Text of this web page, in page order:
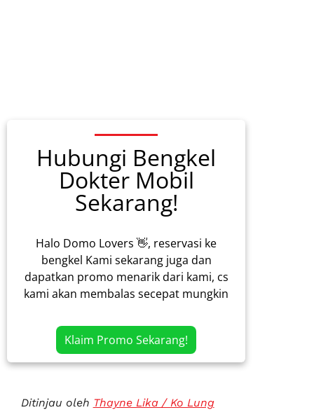
Hubungi Bengkel
Dokter Mobil
Sekarang!
Halo Domo Lovers 👋, reservasi ke
bengkel Kami sekarang juga dan
dapatkan promo menarik dari kami, cs
kami akan membalas secepat mungkin
Klaim Promo Sekarang!
Ditinjau oleh Thayne Lika / Ko Lung